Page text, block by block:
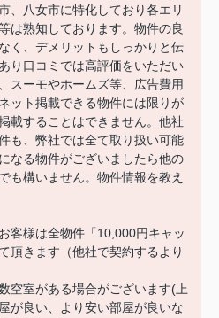
、八女市に特化しており各エリ
は熟知しております。物件の良
く、デメリットもしっかりと伝
り口コミでは高評価をいただい
スーモやホームズ等、広告費用
ット掲載できる物件には限りが
載することはできません。他社
も、弊社では全て取り扱い可能
なる物件がございましたら他の
も構いません。物件情報を教え
客様は全物件「10,000円キャッ
頂きます（他社で契約するより
空室がある場合がございます(上
が良い、より安い部屋が良いな